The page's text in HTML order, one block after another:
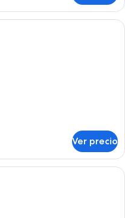
Ver precio